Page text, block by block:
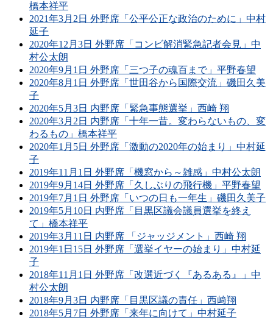
橋本祥平
2021年3月2日 外野席「公平公正な政治のために」中村
延子
2020年12月3日 外野席「コンビ解消緊急記者会見」中
村公太朗
2020年9月1日 外野席「三つ子の魂百まで」平野春望
2020年8月1日 外野席「世田谷から国際交流」磯田久美
子
2020年5月3日 内野席「緊急事態選挙」西崎 翔
2020年3月2日 内野席「十年一昔。変わらないもの、変
わるもの」橋本祥平
2020年1月5日 外野席「激動の2020年の始まり」中村延
子
2019年11月1日 外野席「機窓から～雑感」中村公太朗
2019年9月14日 外野席「久しぶりの飛行機」平野春望
2019年7月1日 外野席「いつの日も一年生」磯田久美子
2019年5月10日 内野席「目黒区議会議員選挙を終え
て」橋本祥平
2019年3月11日 内野席 「ジャッジメント」西崎 翔
2019年1日15日 外野席「選挙イヤーの始まり」中村延
子
2018年11月1日 外野席「改選近づく『あるある』」中
村公太朗
2018年9月3日 内野席「目黒区議の責任」西﨑翔
2018年5月7日 外野席「来年に向けて」中村延子